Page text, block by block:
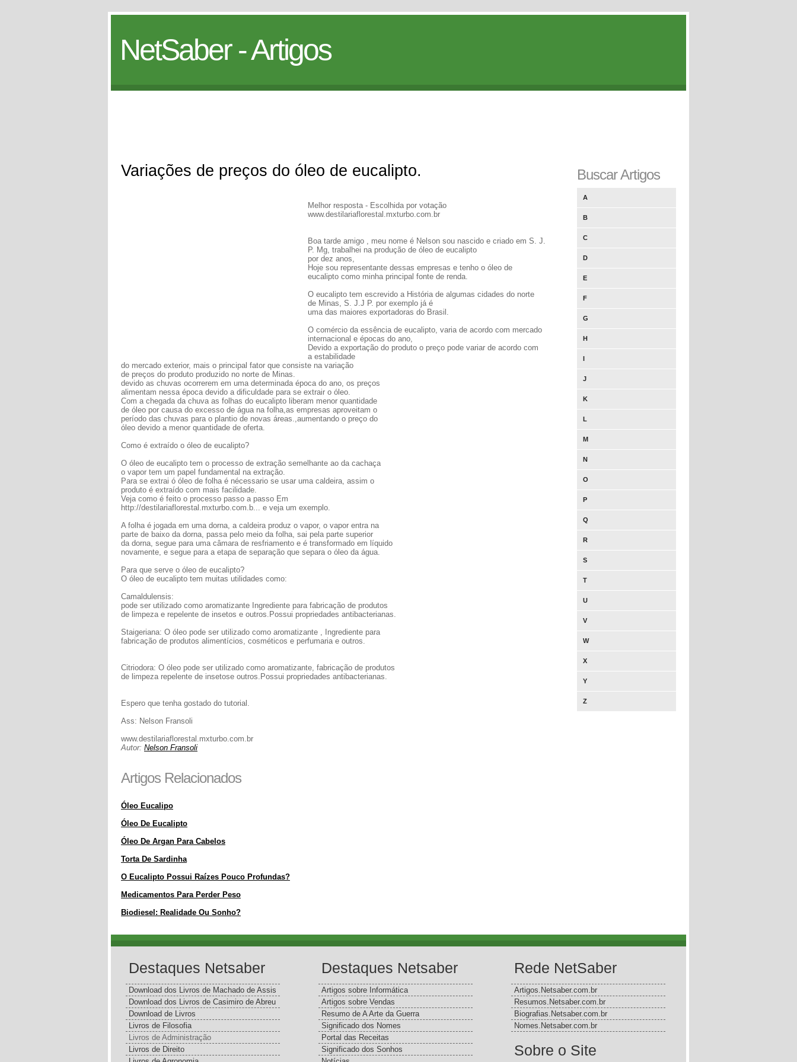
NetSaber - Artigos
Variações de preços do óleo de eucalipto.
Melhor resposta - Escolhida por votação
www.destilariaflorestal.mxturbo.com.br
Boa tarde amigo , meu nome é Nelson sou nascido e criado em S. J.
P. Mg, trabalhei na produção de óleo de eucalipto
por dez anos,
Hoje sou representante dessas empresas e tenho o óleo de
eucalipto como minha principal fonte de renda.
O eucalipto tem escrevido a História de algumas cidades do norte
de Minas, S. J.J P. por exemplo já é
uma das maiores exportadoras do Brasil.
O comércio da essência de eucalipto, varia de acordo com mercado
internacional e épocas do ano,
Devido a exportação do produto o preço pode variar de acordo com
a estabilidade
do mercado exterior, mais o principal fator que consiste na variação
de preços do produto produzido no norte de Minas.
devido as chuvas ocorrerem em uma determinada época do ano, os preços
alimentam nessa época devido a dificuldade para se extrair o óleo.
Com a chegada da chuva as folhas do eucalipto liberam menor quantidade
de óleo por causa do excesso de água na folha,as empresas aproveitam o
período das chuvas para o plantio de novas áreas.,aumentando o preço do
óleo devido a menor quantidade de oferta.
Como é extraído o óleo de eucalipto?
O óleo de eucalipto tem o processo de extração semelhante ao da cachaça
o vapor tem um papel fundamental na extração.
Para se extrai ó óleo de folha é nécessario se usar uma caldeira, assim o
produto é extraído com mais facilidade.
Veja como é feito o processo passo a passo Em
http://destilariaflorestal.mxturbo.com.b... e veja um exemplo.
A folha é jogada em uma dorna, a caldeira produz o vapor, o vapor entra na
parte de baixo da dorna, passa pelo meio da folha, sai pela parte superior
da dorna, segue para uma câmara de resfriamento e é transformado em líquido
novamente, e segue para a etapa de separação que separa o óleo da água.
Para que serve o óleo de eucalipto?
O óleo de eucalipto tem muitas utilidades como:
Camaldulensis:
pode ser utilizado como aromatizante Ingrediente para fabricação de produtos
de limpeza e repelente de insetos e outros.Possui propriedades antibacterianas.
Staigeriana: O óleo pode ser utilizado como aromatizante , Ingrediente para
fabricação de produtos alimentícios, cosméticos e perfumaria e outros.
Citriodora: O óleo pode ser utilizado como aromatizante, fabricação de produtos
de limpeza repelente de insetose outros.Possui propriedades antibacterianas.
Espero que tenha gostado do tutorial.
Ass: Nelson Fransoli
www.destilariaflorestal.mxturbo.com.br
Autor: Nelson Fransoli
Artigos Relacionados
Óleo Eucalipo
Óleo De Eucalipto
Óleo De Argan Para Cabelos
Torta De Sardinha
O Eucalipto Possui Raízes Pouco Profundas?
Medicamentos Para Perder Peso
Biodiesel: Realidade Ou Sonho?
Buscar Artigos
A
B
C
D
E
F
G
H
I
J
K
L
M
N
O
P
Q
R
S
T
U
V
W
X
Y
Z
Destaques Netsaber
Download dos Livros de Machado de Assis
Download dos Livros de Casimiro de Abreu
Download de Livros
Livros de Filosofia
Livros de Administração
Livros de Direito
Destaques Netsaber
Artigos sobre Informática
Artigos sobre Vendas
Resumo de A Arte da Guerra
Significado dos Nomes
Portal das Receitas
Significado dos Sonhos
Rede NetSaber
Artigos.Netsaber.com.br
Resumos.Netsaber.com.br
Biografias.Netsaber.com.br
Nomes.Netsaber.com.br
Sobre o Site